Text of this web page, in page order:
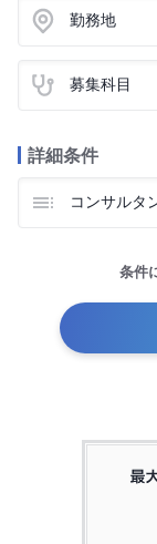
勤務地
募集科目
詳細条件
コンサルタ
条件